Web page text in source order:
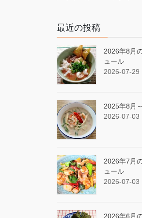
最近の投稿
2026年8月
ュール
2026-07-29
2025年8月
2026-07-03
2026年7月
ュール
2026-07-03
2026年6月